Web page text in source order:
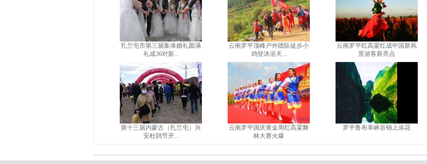
扎兰屯市第三届集体婚礼圆满
礼成36对新...
第十三届内蒙古（扎兰屯）兴
安杜鹃节开...
云南罗平顶峰户外团队徒步小
鸡登沐浴天...
云南罗平国庆黄金周红高粱舞
林大赛火爆
云南罗平红高粱红成中国新风
景游客新亮点
罗平鲁布革峡谷锦上添花